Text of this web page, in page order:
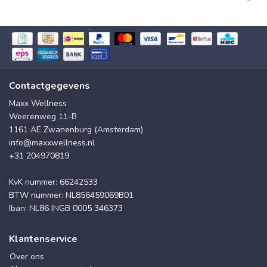
Contactgegevens
Maxx Wellness
Weerenweg 11-B
1161 AE Zwanenburg (Amsterdam)
info@maxxwellness.nl
+31 204970819
KvK nummer: 66242533
BTW nummer: NL856459069B01
Iban: NL86 INGB 0005 346373
Klantenservice
Over ons